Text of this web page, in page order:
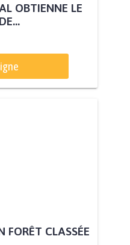
OBTIENNE LE
FORÊT CLASSÉE